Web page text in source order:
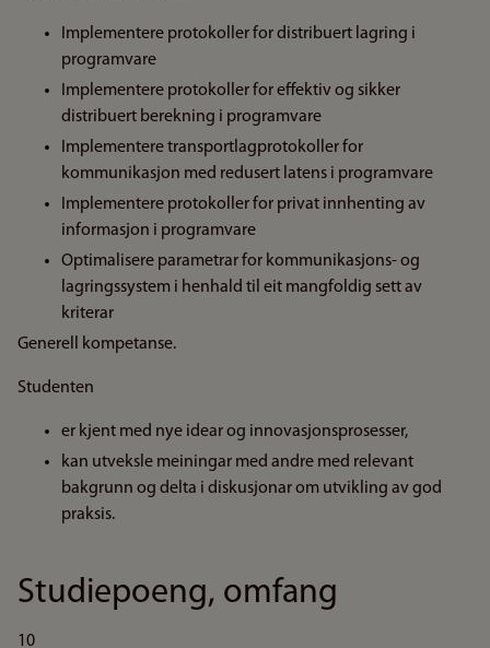
Implementere protokoller for distribuert lagring i
programvare
Implementere protokoller for effektiv og sikker
distribuert berekning i programvare
Implementere transportlagprotokoller for
kommunikasjon med redusert latens i programvare
Implementere protokoller for privat innhenting av
informasjon i programvare
Optimalisere parametrar for kommunikasjons- og
lagringssystem i henhald til eit mangfoldig sett av
kriterar
Generell kompetanse.
Studenten
er kjent med nye idear og innovasjonsprosesser,
kan utveksle meiningar med andre med relevant
bakgrunn og delta i diskusjonar om utvikling av god
praksis.
Studiepoeng, omfang
10